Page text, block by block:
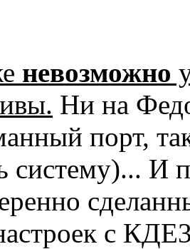
невозможно
Ни на
порт,
систему)... И
с